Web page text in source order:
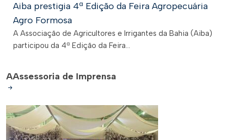
Aiba prestigia 4ª Edição da Feira Agropecuária
Agro Formosa
A Associação de Agricultores e Irrigantes da Bahia (Aiba)
participou da 4ª Edição da Feira...
AAssessoria de Imprensa